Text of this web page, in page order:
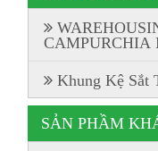
CAMPURCHIA
Khung Kệ Sắt
SẢN PHẦM